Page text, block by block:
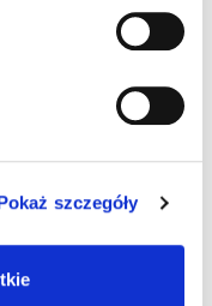
szczegóły